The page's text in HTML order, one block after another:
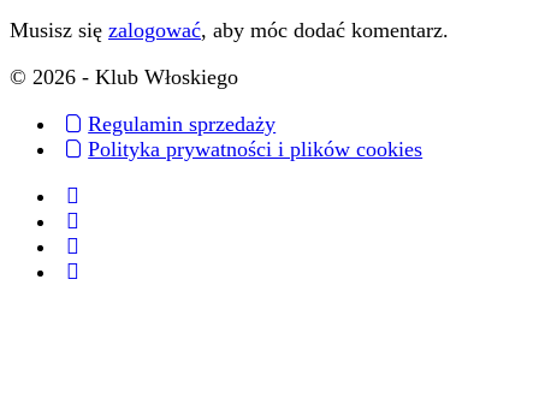
Musisz się zalogować, aby móc dodać komentarz.
© 2026 - Klub Włoskiego
Regulamin sprzedaży
Polityka prywatności i plików cookies